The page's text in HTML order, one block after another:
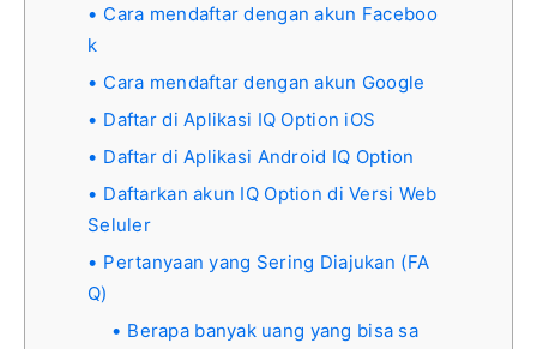
Cara mendaftar dengan akun Faceboo
k
Cara mendaftar dengan akun Google
Daftar di Aplikasi IQ Option iOS
Daftar di Aplikasi Android IQ Option
Daftarkan akun IQ Option di Versi Web
Seluler
Pertanyaan yang Sering Diajukan (FA
Q)
Berapa banyak uang yang bisa sa